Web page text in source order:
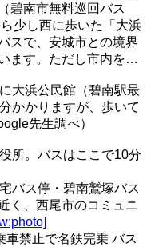
碧南市無料巡回バス
少し西に歩いた「大浜
スで、安城市との境界
ます。ただし市内を…
大浜公民館（碧南駅最
かかりますが、歩いて
先生調べ）
所。バスはここで10分
バス停・碧南鷲塚バス
く、西尾市のコミュニ
車禁止で名鉄完乗 バス